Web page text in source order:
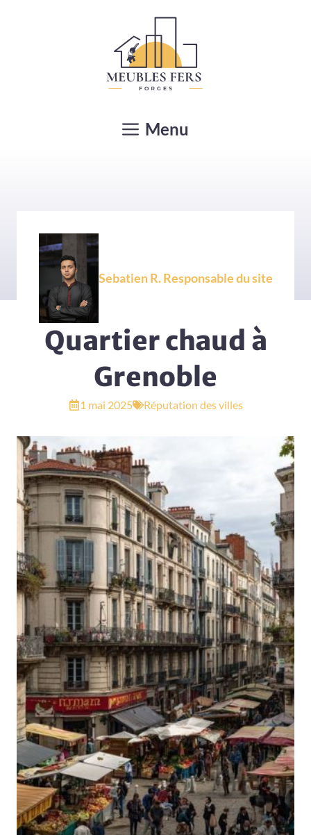
Menu
Sebatien R. Responsable du site
Quartier chaud à
Grenoble
1 mai 2025 Réputation des villes